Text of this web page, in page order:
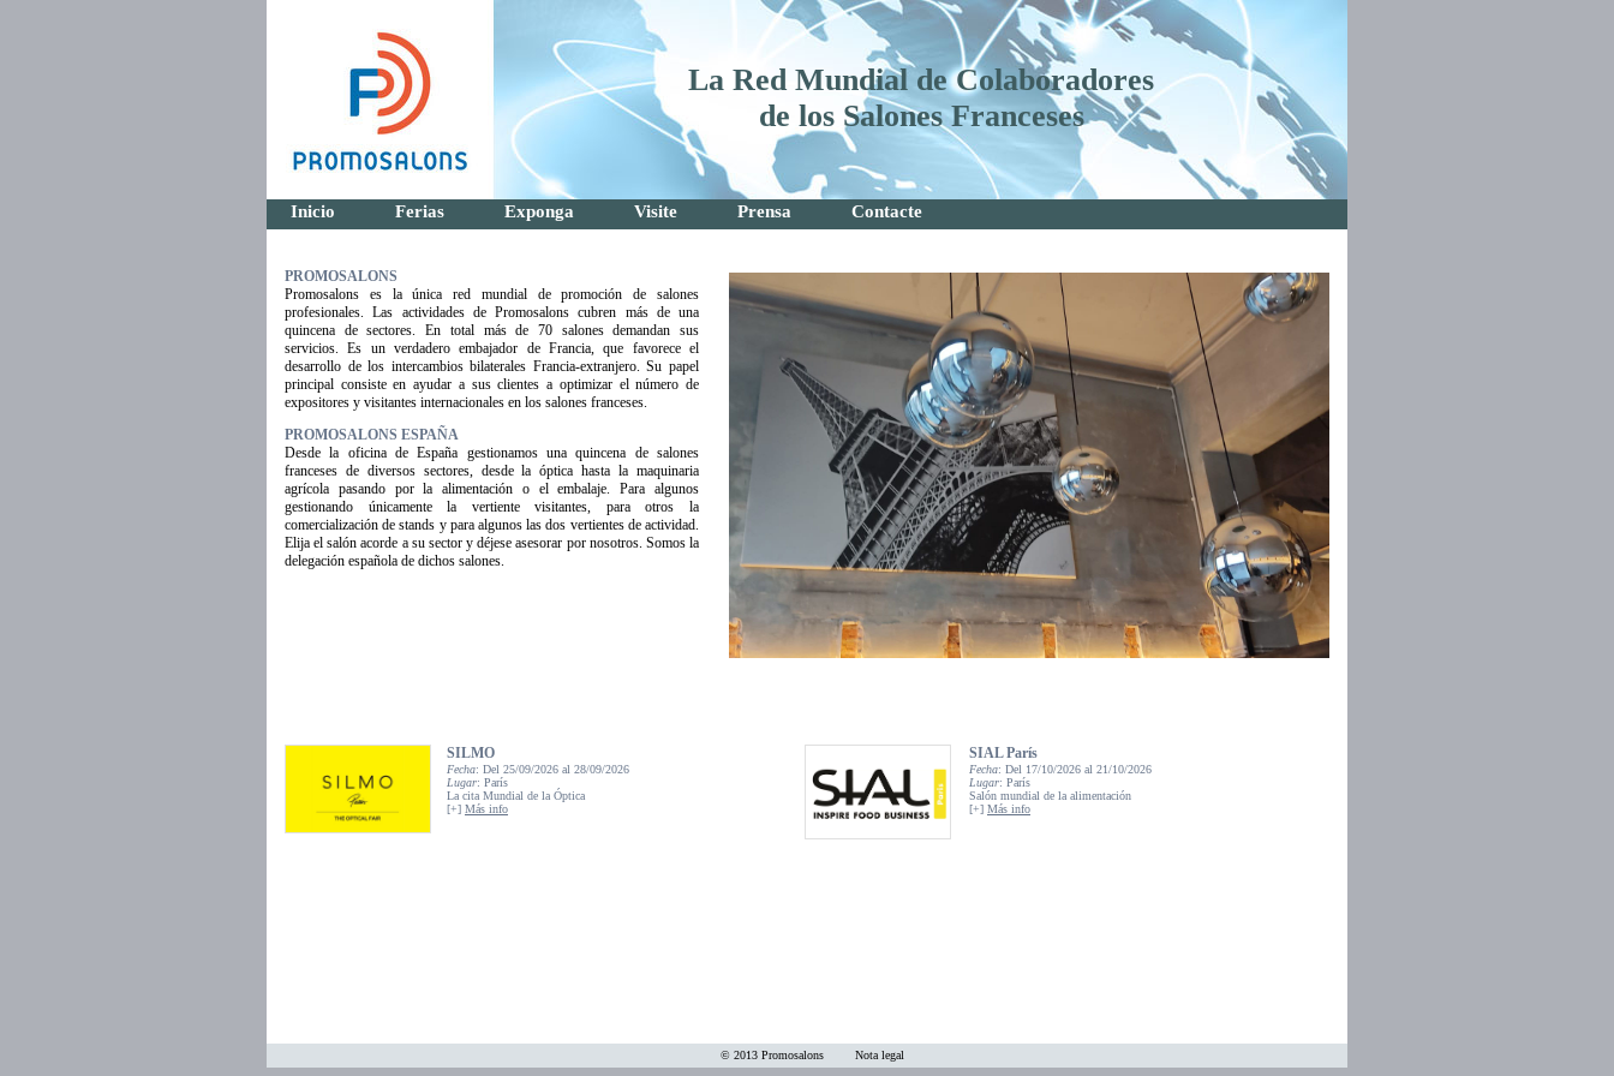
La Red Mundial de Colaboradores
de los Salones Franceses
Inicio Ferias Exponga Visite Prensa Contacte
PROMOSALONS
Promosalons es la única red mundial de promoción de salones
profesionales. Las actividades de Promosalons cubren más de una
quincena de sectores. En total más de 70 salones demandan sus
servicios. Es un verdadero embajador de Francia, que favorece el
desarrollo de los intercambios bilaterales Francia-extranjero. Su papel
principal consiste en ayudar a sus clientes a optimizar el número de
expositores y visitantes internacionales en los salones franceses.
PROMOSALONS ESPAÑA
Desde la oficina de España gestionamos una quincena de salones
franceses de diversos sectores, desde la óptica hasta la maquinaria
agrícola pasando por la alimentación o el embalaje. Para algunos
gestionando únicamente la vertiente visitantes, para otros la
comercialización de stands y para algunos las dos vertientes de actividad.
Elija el salón acorde a su sector y déjese asesorar por nosotros. Somos la
delegación española de dichos salones.
SILMO
Fecha: Del 25/09/2026 al 28/09/2026
Lugar: París
La cita Mundial de la Óptica
[+] Más info
SIAL París
Fecha: Del 17/10/2026 al 21/10/2026
Lugar: París
Salón mundial de la alimentación
[+] Más info
© 2013 Promosalons Nota legal